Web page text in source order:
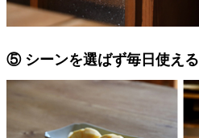
⑤ シーンを選ばず毎日使える